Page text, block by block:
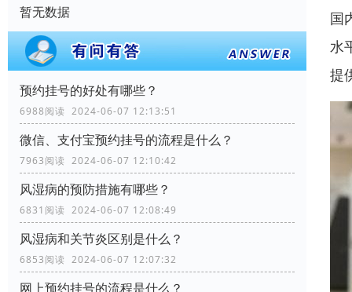
暂无数据
预约挂号的好处有哪些？
6988阅读 2024-06-07 12:13:51
微信、支付宝预约挂号的流程是什么？
7963阅读 2024-06-07 12:10:42
风湿病的预防措施有哪些？
6831阅读 2024-06-07 12:08:49
风湿病和关节炎区别是什么？
6853阅读 2024-06-07 12:07:32
网上预约挂号的流程是什么？
国
水
提